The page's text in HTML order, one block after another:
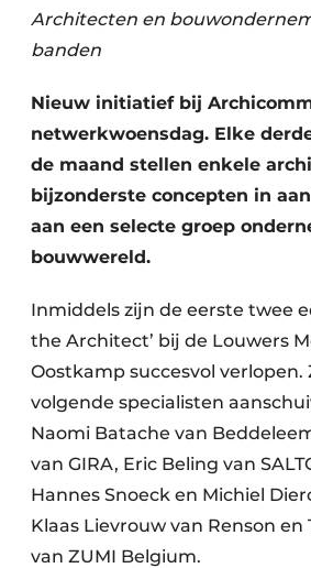
Architecten en
banden
Nieuw initiatief bij
netwerkwoensdag. Elke
de maand stellen enkele
bijzonderste concepten in
aan een selecte groep
bouwwereld.
Inmiddels zijn de eerste twee
the Architect’ bij de Louwers
Oostkamp succesvol verlopen.
volgende specialisten
Naomi Batache van
van GIRA, Eric Beling van
Hannes Snoeck en Michiel
Klaas Lievrouw van Renson en
van ZUMI Belgium.